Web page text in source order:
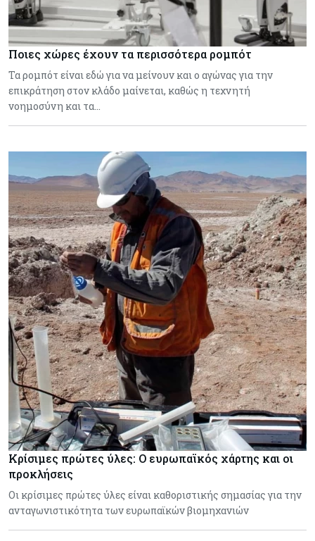
Ποιες χώρες έχουν τα περισσότερα ρομπότ
Τα ρομπότ είναι εδώ για να μείνουν και ο αγώνας για την
επικράτηση στον κλάδο μαίνεται, καθώς η τεχνητή
νοημοσύνη και τα…
Κρίσιμες πρώτες ύλες: Ο ευρωπαϊκός χάρτης και οι
προκλήσεις
Οι κρίσιμες πρώτες ύλες είναι καθοριστικής σημασίας για την
ανταγωνιστικότητα των ευρωπαϊκών βιομηχανιών